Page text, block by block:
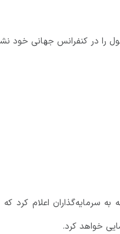
را در کنفرانس‌ جهانی خود
سرمایه‌گذاران اعلام کرد